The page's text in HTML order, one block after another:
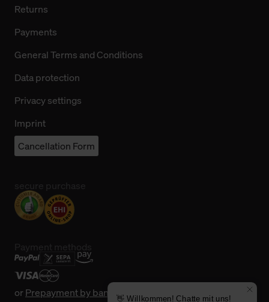
Returns
Payments
General Terms and Conditions
Data protection
Privacy settings
Imprint
Cancellation Form
orPrepayment by bank transfer